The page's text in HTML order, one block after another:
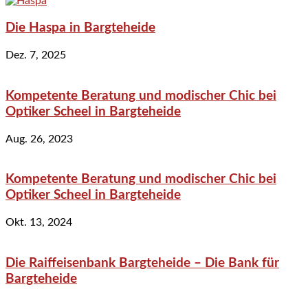
Die Haspa in Bargteheide
Dez. 7, 2025
Kompetente Beratung und modischer Chic bei
Optiker Scheel in Bargteheide
Aug. 26, 2023
Kompetente Beratung und modischer Chic bei
Optiker Scheel in Bargteheide
Okt. 13, 2024
Die Raiffeisenbank Bargteheide – Die Bank für
Bargteheide